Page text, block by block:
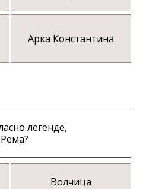
Арка Константина
легенде,
Волчица